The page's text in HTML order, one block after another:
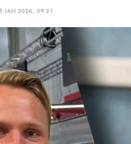
JAN 2026, 09:21